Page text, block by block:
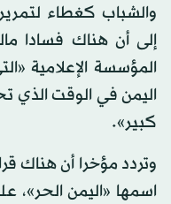
والشباب كغطاء
إلى أن هناك فسادا
المؤسسة الإعلامية
اليمن في الوقت الذي
كبير».
وتردد مؤخرا أن هناك
اسمها «اليمن الحر»،